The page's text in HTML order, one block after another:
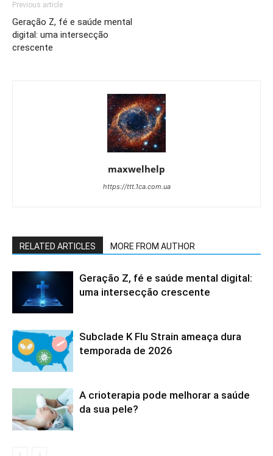
Previous article
Geração Z, fé e saúde mental
digital: uma intersecção
crescente
maxwelhelp
https://ttt.1ca.com.ua
RELATED ARTICLES MORE FROM AUTHOR
Geração Z, fé e saúde mental digital:
uma intersecção crescente
Subclade K Flu Strain ameaça dura
temporada de 2026
A crioterapia pode melhorar a saúde
da sua pele?